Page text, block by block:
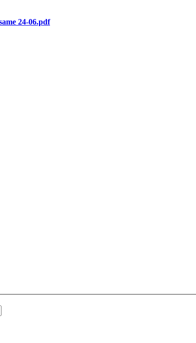
24-06.pdf